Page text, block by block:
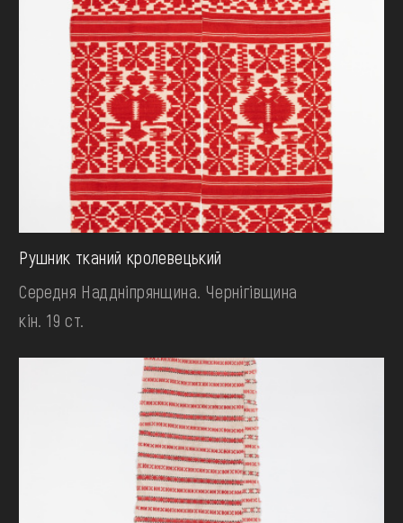
Рушник тканий кролевецький
Середня Наддніпрянщина. Чернігівщина
кін. 19 ст.